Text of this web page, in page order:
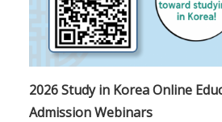
2026 Study in Korea Online
Admission Webinars